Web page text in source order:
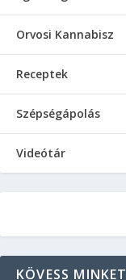
Orvosi Kannabisz
Receptek
Szépségápolás
Videótár
KÖVESS MINKET